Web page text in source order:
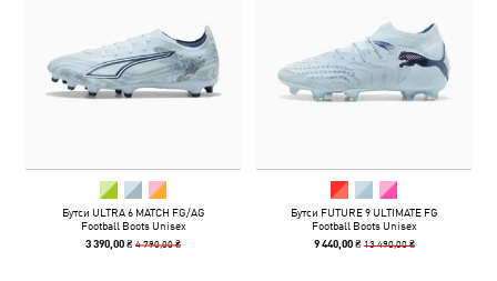
Бутси ULTRA 6 MATCH FG/AG
Football Boots Unisex
3 390,00 ₴4 790,00 ₴
Бутси FUTURE 9 ULTIMATE FG
Football Boots Unisex
9 440,00 ₴ 13 490,00 ₴